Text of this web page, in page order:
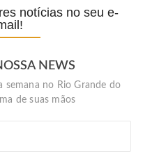
notícias no seu e-
NEWS
semana no Rio Grande do
de suas mãos